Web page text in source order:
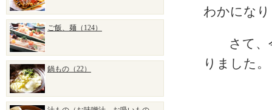
わかにな
さて、今
りました。
ご飯、麺（124）
鍋もの（22）